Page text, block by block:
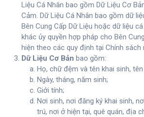
Liệu Cá Nhân bao gồm Dữ Liệu Cơ
Cảm. Dữ Liệu Cá Nhân bao gồm dữ
Bên Cung Cấp Dữ Liệu hoặc dữ liệu
khác ủy quyền hợp pháp cho Bên
hiện theo các quy định tại Chính sách
Dữ Liệu Cơ Bản bao gồm:
Họ, chữ đệm và tên khai sinh,
Ngày, tháng, năm sinh;
Giới tính;
Nơi sinh, nơi đăng ký khai sinh,
trú, nơi ở hiện tại, quê quán, địa